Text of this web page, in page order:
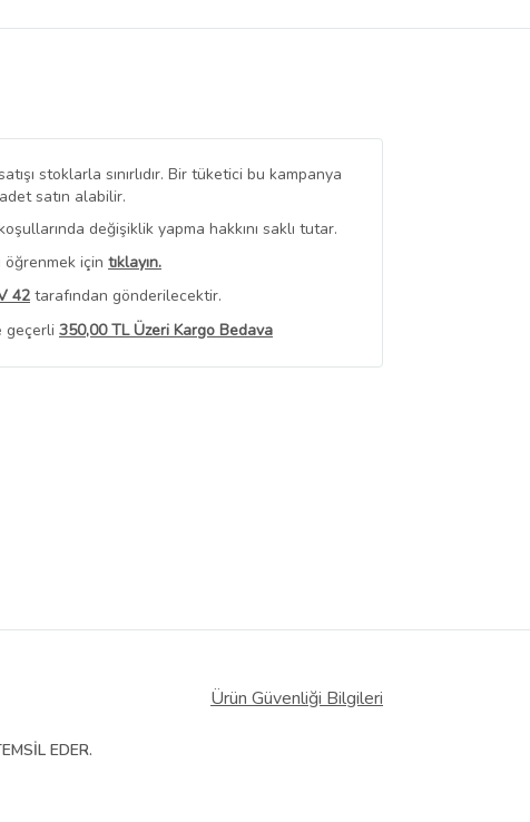
stoklarla sınırlıdır. Bir tüketici bu kampanya
satın alabilir.
değişiklik yapma hakkını saklı tutar.
öğrenmek için tıklayın.
42 tarafından gönderilecektir.
geçerli 350,00 TL Üzeri Kargo Bedava
Görüntüle
Ürün Güvenliği Bilgileri
EDER.